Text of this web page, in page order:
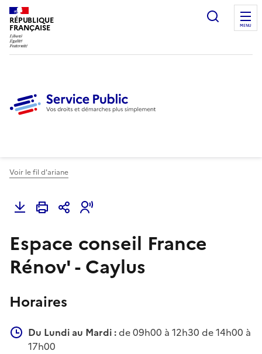
RÉPUBLIQUE
FRANÇAISE
Ouvrir
MENU
Voir le fil d'ariane
Espace conseil France
Rénov' - Caylus
Horaires
Du Lundi au Mardi :de 09h00 à 12h30 de 14h00 à
17h00